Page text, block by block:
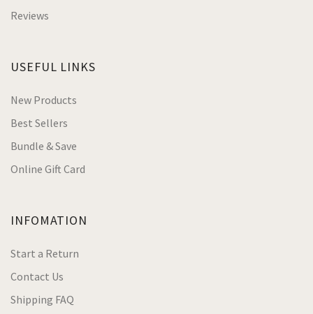
Reviews
USEFUL LINKS
New Products
Best Sellers
Bundle & Save
Online Gift Card
INFOMATION
Start a Return
Contact Us
Shipping FAQ